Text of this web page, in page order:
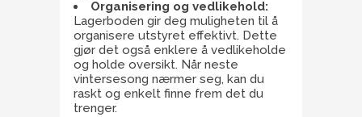
Organisering og vedlikehold:
Lagerboden gir deg muligheten til å
organisere utstyret effektivt. Dette
gjør det også enklere å vedlikeholde
og holde oversikt. Når neste
vintersesong nærmer seg, kan du
raskt og enkelt finne frem det du
trenger.